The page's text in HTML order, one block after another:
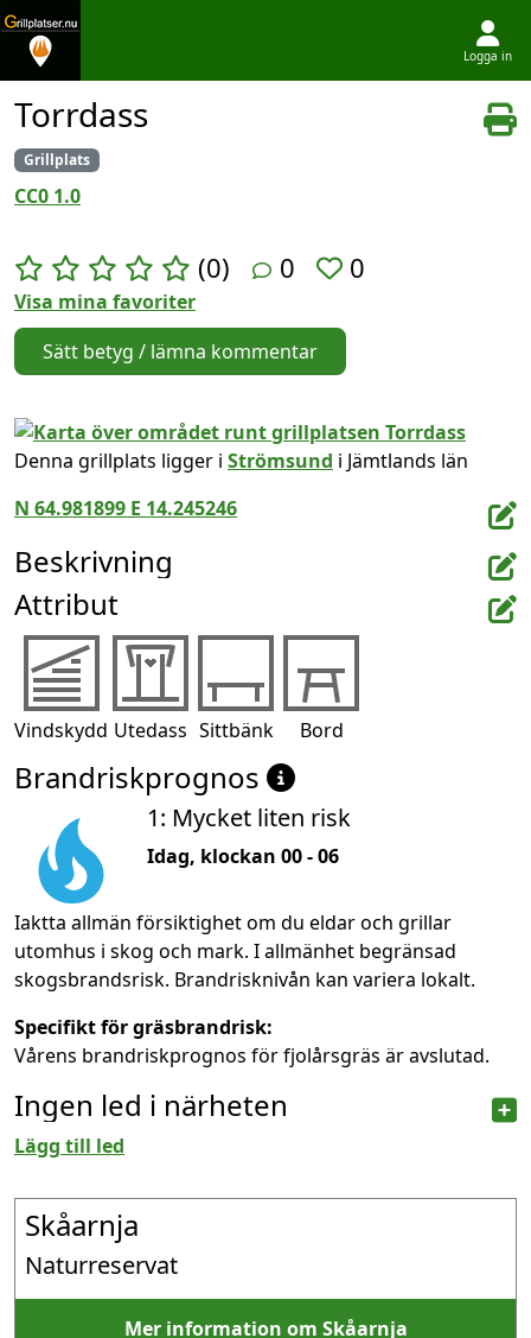
Logga in
Torrdass
Grillplats
CC0 1.0
(0) 0 0
Visa mina favoriter
Sätt betyg / lämna kommentar
Denna grillplats ligger i Strömsund i Jämtlands län
N 64.981899 E 14.245246
Beskrivning
Attribut
Vindskydd Utedass Sittbänk Bord
Brandriskprognos
1: Mycket liten risk
Idag, klockan 00 - 06
Iaktta allmän försiktighet om du eldar och grillar
utomhus i skog och mark. I allmänhet begränsad
skogsbrandsrisk. Brandrisknivån kan variera lokalt.
Specifikt för gräsbrandrisk:
Vårens brandriskprognos för fjolårsgräs är avslutad.
Ingen led i närheten
Lägg till led
Skåarnja
Naturreservat
Mer information om Skåarnja